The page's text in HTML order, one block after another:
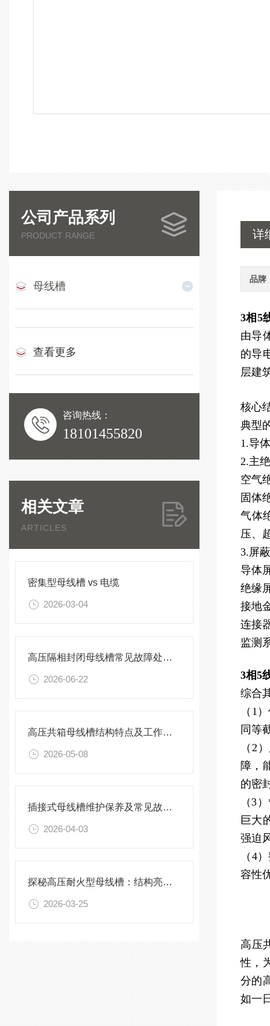
公司产品系列
PRODUCT RANGE
母线槽
查看更多
咨询热线：
18101455820
相关文章
ARTICLES
密集型母线槽 vs 电缆
2026-03-04
高压隔相封闭母线槽常见故障处理方案
2026-06-22
高压共箱母线槽结构特点及工作原理
2026-05-08
插接式母线槽维护保养及常见故障处理指南
2026-04-03
探秘高压耐火型母线槽：结构亮点与实用效能
2026-03-25
详
品牌
3相5
由导
的导
层建
核心
典型
1.导
2.主
空气
固体
气体
压、
3.屏
导体
绝缘
接地
连接
监测
3相5
综合
（1
同等
（2
障，
的密
（3
巨大
强迫
（4
容性
高压
性，
分的
如一